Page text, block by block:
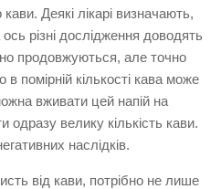
Деякі лікарі визначають,
різні дослідження доводять
продовжуються, але точно
помірній кількості кава може
вживати цей напій на
велику кількість кави.
наслідків.
від кави, потрібно не лише